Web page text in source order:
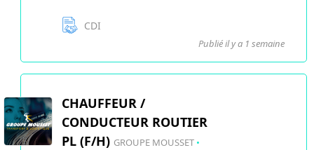
CDI
Publié il y a 1 semaine
CHAUFFEUR /
CONDUCTEUR ROUTIER
PL (F/H) GROUPE MOUSSET •